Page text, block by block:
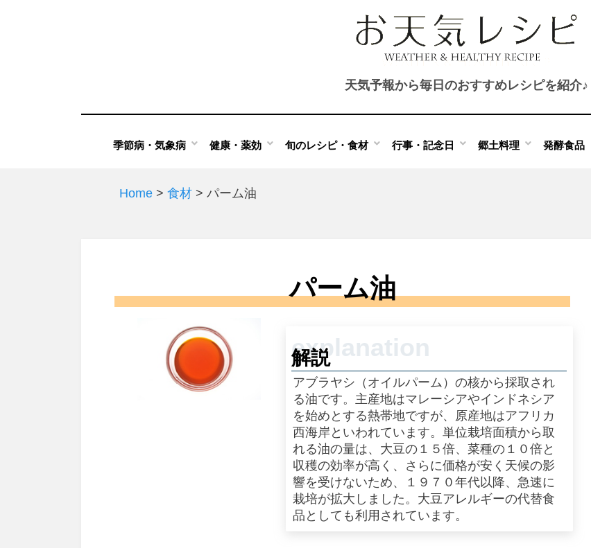
天気予報から毎日のおすすめレシピを紹介♪
季節病・気象病 健康・薬効 旬のレシピ・食材 行事・記念日 郷土料理 発酵食品
Home > 食材 > パーム油
パーム油
解説
アブラヤシ（オイルパーム）の核から採取され
る油です。主産地はマレーシアやインドネシア
を始めとする熱帯地ですが、原産地はアフリカ
西海岸といわれています。単位栽培面積から取
れる油の量は、大豆の１５倍、菜種の１０倍と
収穫の効率が高く、さらに価格が安く天候の影
響を受けないため、１９７０年代以降、急速に
栽培が拡大しました。大豆アレルギーの代替食
品としても利用されています。